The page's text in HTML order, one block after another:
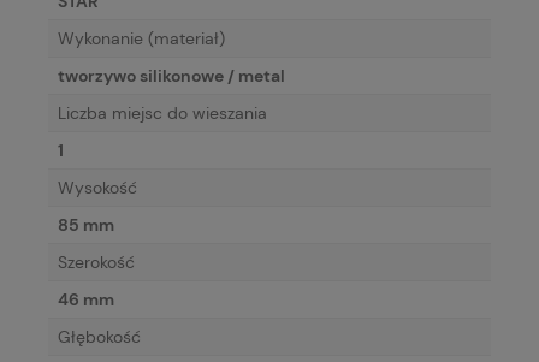
Wykonanie (materiał)
tworzywo silikonowe / metal
Liczba miejsc do wieszania
1
Wysokość
85 mm
Szerokość
46 mm
Głębokość